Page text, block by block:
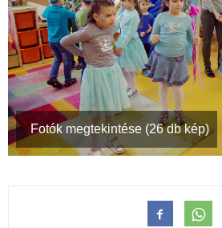
Fotók megtekintése (26 db kép)